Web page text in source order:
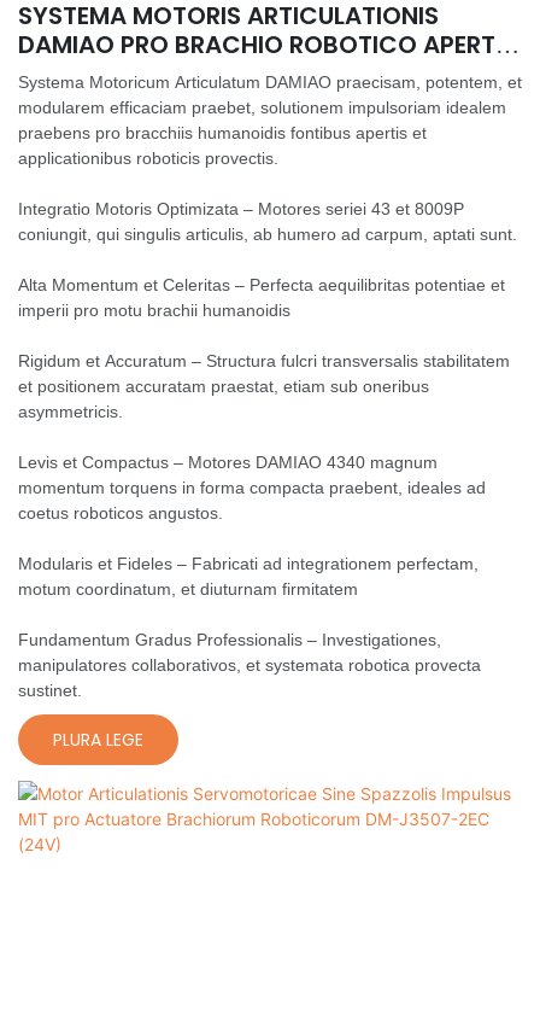
SYSTEMA MOTORIS ARTICULATIONIS
DAMIAO PRO BRACHIO ROBOTICO APERTO
FONTIS APERTI
Systema Motoricum Articulatum DAMIAO praecisam, potentem, et
modularem efficaciam praebet, solutionem impulsoriam idealem
praebens pro bracchiis humanoidis fontibus apertis et
applicationibus roboticis provectis.
Integratio Motoris Optimizata – Motores seriei 43 et 8009P
coniungit, qui singulis articulis, ab humero ad carpum, aptati sunt.
Alta Momentum et Celeritas – Perfecta aequilibritas potentiae et
imperii pro motu brachii humanoidis
Rigidum et Accuratum – Structura fulcri transversalis stabilitatem
et positionem accuratam praestat, etiam sub oneribus
asymmetricis.
Levis et Compactus – Motores DAMIAO 4340 magnum
momentum torquens in forma compacta praebent, ideales ad
coetus roboticos angustos.
Modularis et Fideles – Fabricati ad integrationem perfectam,
motum coordinatum, et diuturnam firmitatem
Fundamentum Gradus Professionalis – Investigationes,
manipulatores collaborativos, et systemata robotica provecta
sustinet.
PLURA LEGE